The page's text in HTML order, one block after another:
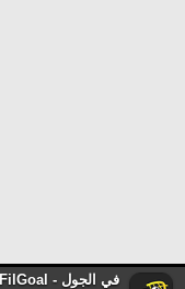
في الجول - FilGoal